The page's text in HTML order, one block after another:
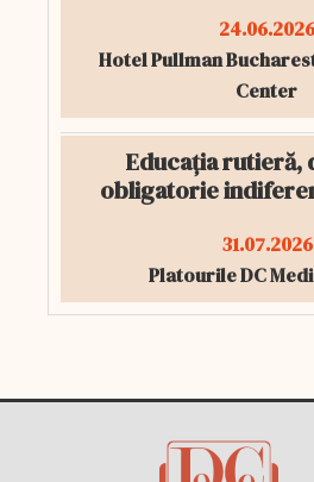
24.06.2026
Hotel Pullman
Center
Educația rutieră,
obligatorie
31.07.2026
Platourile DC